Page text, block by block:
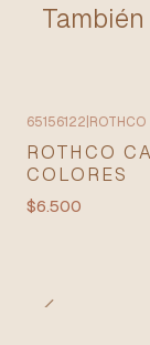
65156122 ROTHCO
ROTHCO
COLORES
$6.500